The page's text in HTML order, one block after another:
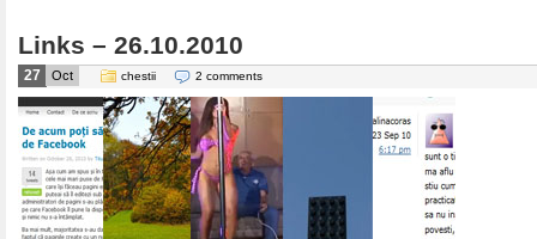
Links – 26.10.2010
27 Oct chestii 2 comments